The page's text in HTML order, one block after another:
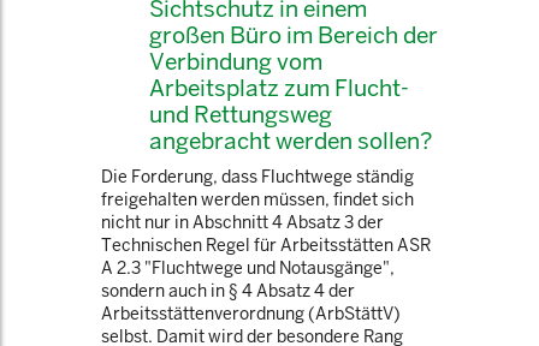
Sichtschutz in einem
großen Büro im Bereich der
Verbindung vom
Arbeitsplatz zum Flucht-
und Rettungsweg
angebracht werden sollen?
Die Forderung, dass Fluchtwege ständig
freigehalten werden müssen, findet sich
nicht nur in Abschnitt 4 Absatz 3 der
Technischen Regel für Arbeitsstätten ASR
A 2.3 "Fluchtwege und Notausgänge",
sondern auch in § 4 Absatz 4 der
Arbeitsstättenverordnung (ArbStättV)
selbst. Damit wird der besondere Rang